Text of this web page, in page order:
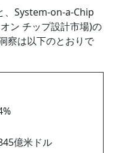
、System-on-a-Chip
ン チップ設計市場)の
察は以下のとおりで
億米ドル